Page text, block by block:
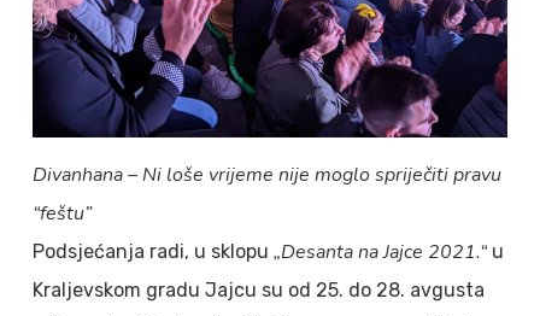
Divanhana – Ni loše vrijeme nije moglo spriječiti pravu
“feštu”
Podsjećanja radi, u sklopu „Desanta na Jajce 2021.“u
Kraljevskom gradu Jajcu su od 25. do 28. avgusta